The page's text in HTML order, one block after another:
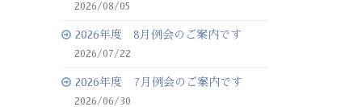
2026/08/05
2026年度 8月例会のご案内です
2026/07/22
2026年度 7月例会のご案内です
2026/06/30